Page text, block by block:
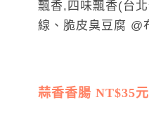
蒜香香腸 NT$35元